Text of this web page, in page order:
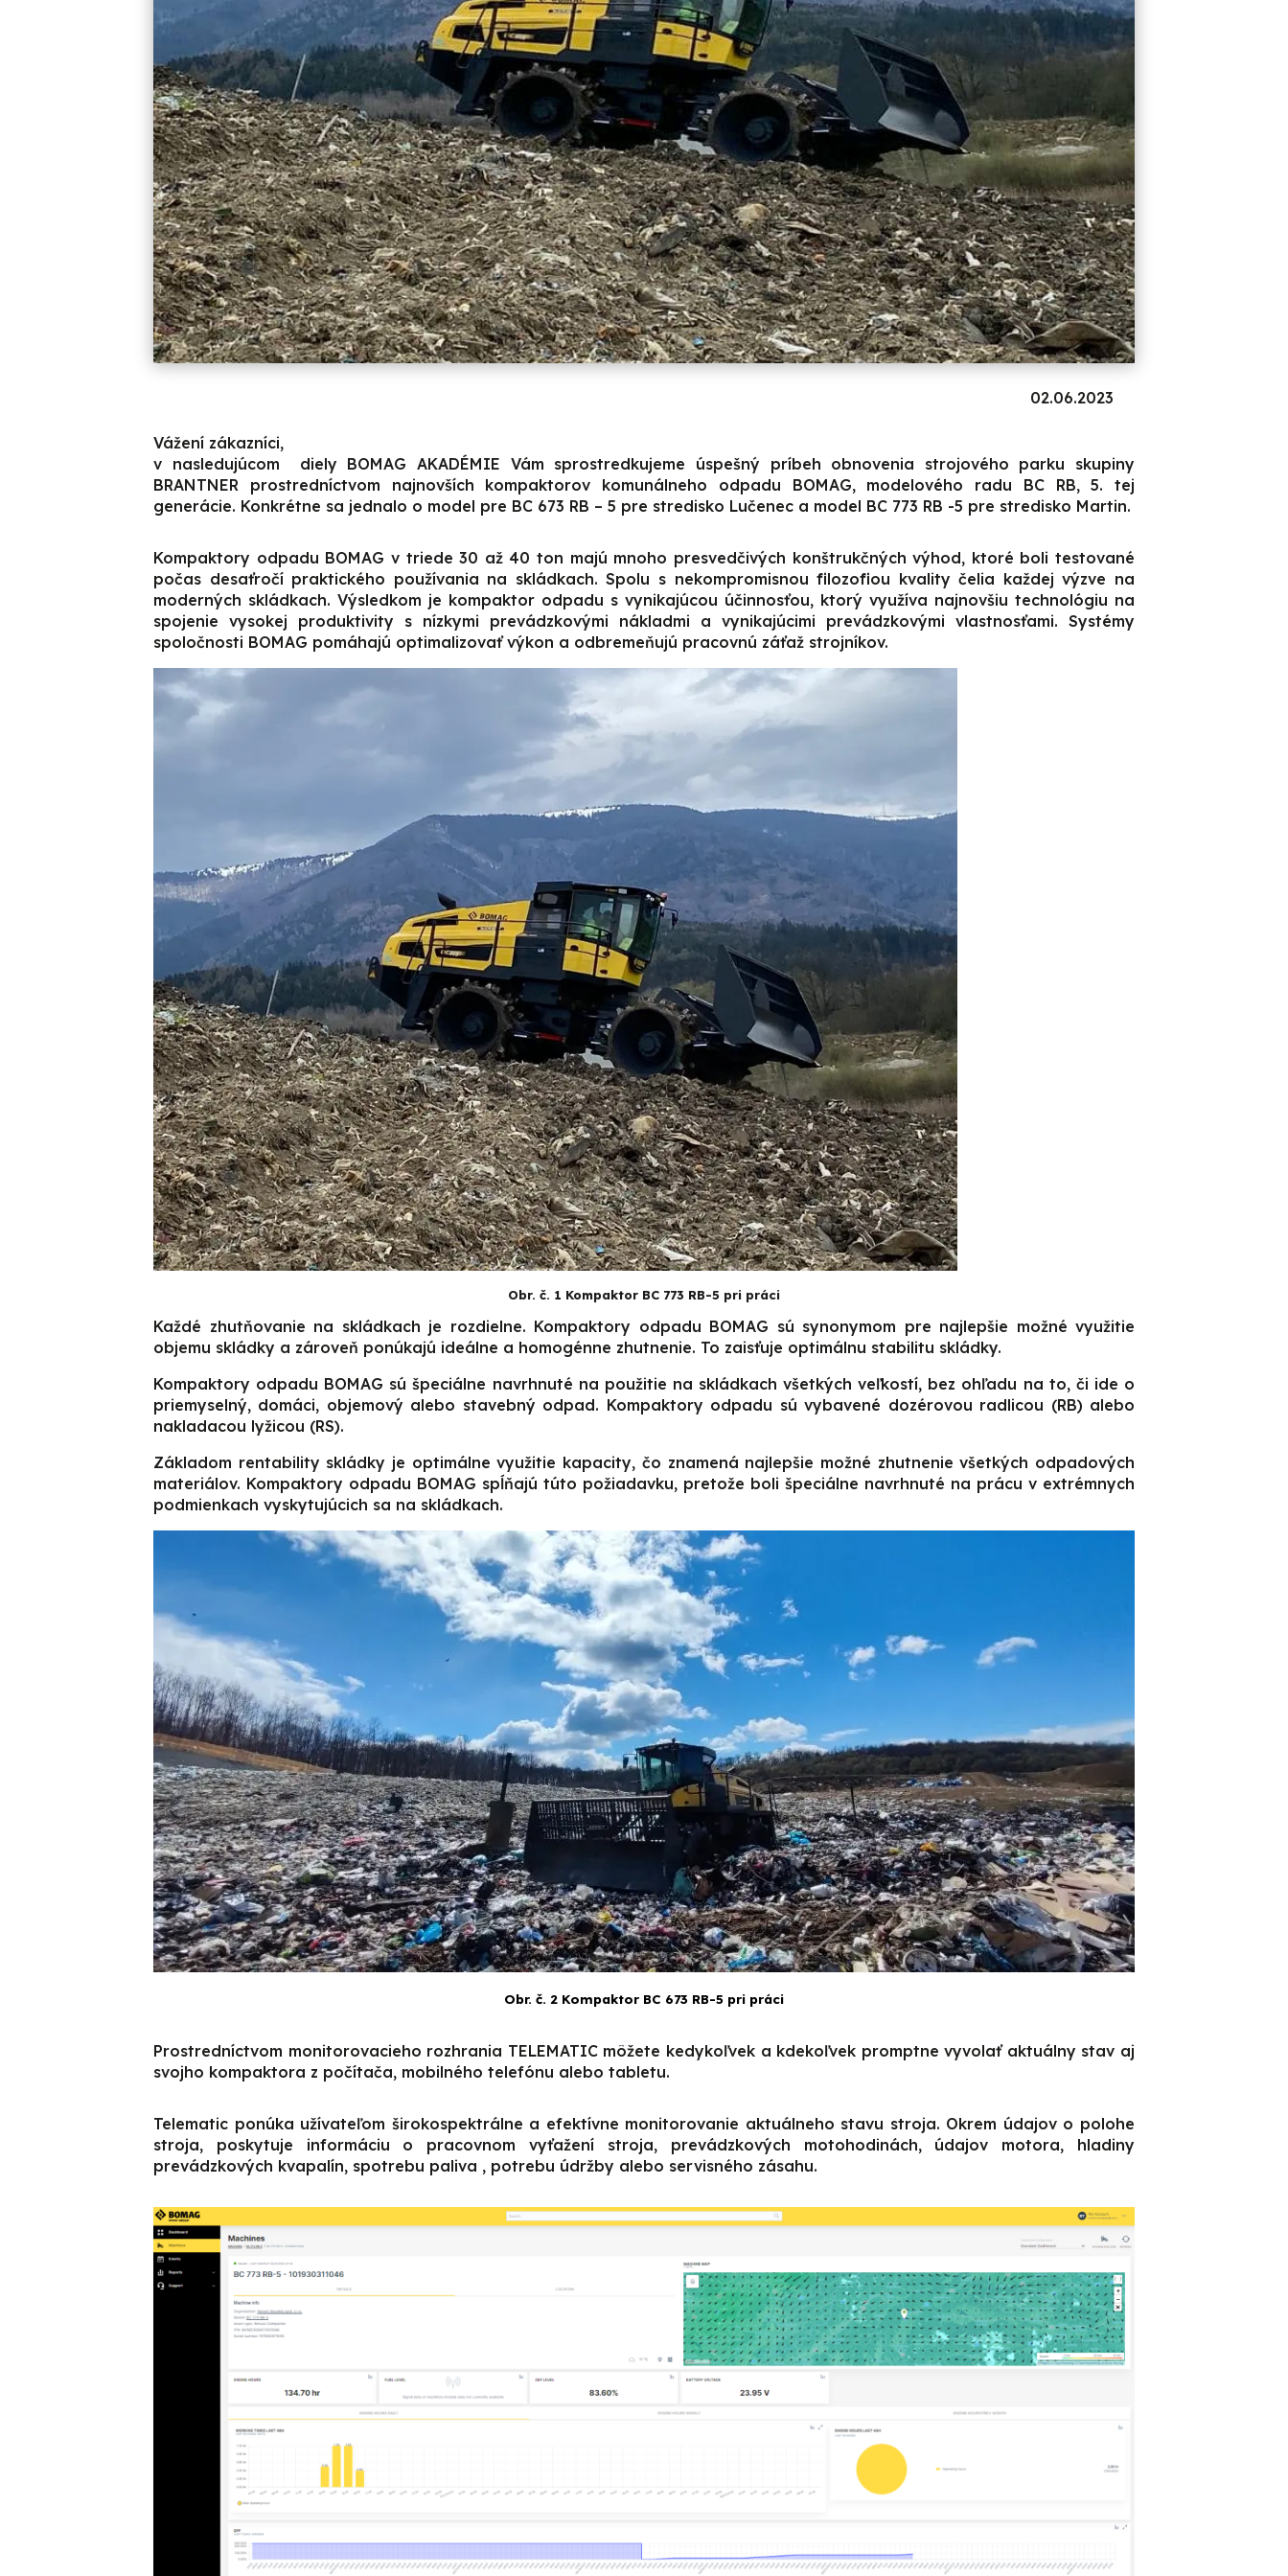
02.06.2023
Vážení zákazníci,
v nasledujúcom diely BOMAG AKADÉMIE Vám sprostredkujeme úspešný príbeh obnovenia strojového parku skupiny
BRANTNER prostredníctvom najnovších kompaktorov komunálneho odpadu BOMAG, modelového radu BC RB, 5. tej
generácie. Konkrétne sa jednalo o model pre BC 673 RB – 5 pre stredisko Lučenec a model BC 773 RB -5 pre stredisko Martin.
Kompaktory odpadu BOMAG v triede 30 až 40 ton majú mnoho presvedčivých konštrukčných výhod, ktoré boli testované
počas desaťročí praktického používania na skládkach. Spolu s nekompromisnou filozofiou kvality čelia každej výzve na
moderných skládkach. Výsledkom je kompaktor odpadu s vynikajúcou účinnosťou, ktorý využíva najnovšiu technológiu na
spojenie vysokej produktivity s nízkymi prevádzkovými nákladmi a vynikajúcimi prevádzkovými vlastnosťami. Systémy
spoločnosti BOMAG pomáhajú optimalizovať výkon a odbremeňujú pracovnú záťaž strojníkov.
Obr. č. 1 Kompaktor BC 773 RB-5 pri práci
Každé zhutňovanie na skládkach je rozdielne. Kompaktory odpadu BOMAG sú synonymom pre najlepšie možné využitie
objemu skládky a zároveň ponúkajú ideálne a homogénne zhutnenie. To zaisťuje optimálnu stabilitu skládky.
Kompaktory odpadu BOMAG sú špeciálne navrhnuté na použitie na skládkach všetkých veľkostí, bez ohľadu na to, či ide o
priemyselný, domáci, objemový alebo stavebný odpad. Kompaktory odpadu sú vybavené dozérovou radlicou (RB) alebo
nakladacou lyžicou (RS).
Základom rentability skládky je optimálne využitie kapacity, čo znamená najlepšie možné zhutnenie všetkých odpadových
materiálov. Kompaktory odpadu BOMAG spĺňajú túto požiadavku, pretože boli špeciálne navrhnuté na prácu v extrémnych
podmienkach vyskytujúcich sa na skládkach.
Obr. č. 2 Kompaktor BC 673 RB-5 pri práci
Prostredníctvom monitorovacieho rozhrania TELEMATIC môžete kedykoľvek a kdekoľvek promptne vyvolať aktuálny stav aj
svojho kompaktora z počítača, mobilného telefónu alebo tabletu.
Telematic ponúka užívateľom širokospektrálne a efektívne monitorovanie aktuálneho stavu stroja. Okrem údajov o polohe
stroja, poskytuje informáciu o pracovnom vyťažení stroja, prevádzkových motohodinách, údajov motora, hladiny
prevádzkových kvapalín, spotrebu paliva , potrebu údržby alebo servisného zásahu.